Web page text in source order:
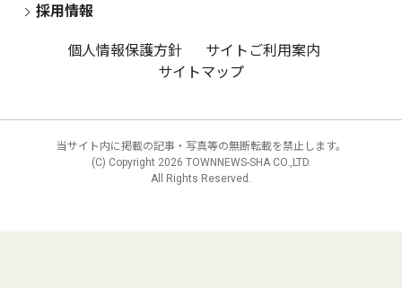
採用情報
個人情報保護方針
サイトご利用案内
サイトマップ
当サイト内に掲載の記事・写真等の無断転載を禁止します。
(C) Copyright 2026 TOWNNEWS-SHA CO.,LTD.
All Rights Reserved.